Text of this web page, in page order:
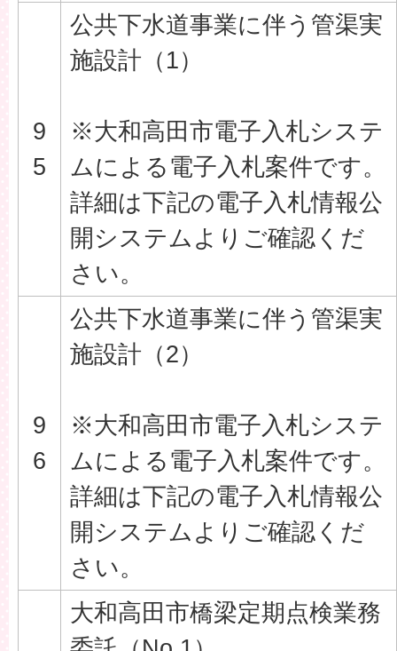
9
5
公共下水道事業に伴う管渠実
施設計（1）
※大和高田市電子入札システ
ムによる電子入札案件です。
詳細は下記の電子入札情報公
開システムよりご確認くだ
さい。
9
6
公共下水道事業に伴う管渠実
施設計（2）
※大和高田市電子入札システ
ムによる電子入札案件です。
詳細は下記の電子入札情報公
開システムよりご確認くだ
さい。
大和高田市橋梁定期点検業務